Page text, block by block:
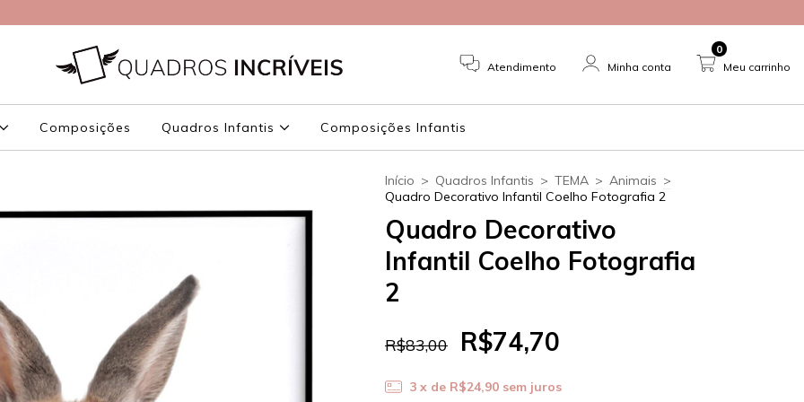
Atendimento Minha conta Meu carrinho
0
Composições Quadros Infantis Composições Infantis
Início > Quadros Infantis > TEMA > Animais >
Quadro Decorativo Infantil Coelho Fotografia 2
Quadro Decorativo
Infantil Coelho Fotografia
2
R$83,00 R$74,70
3 x de R$24,90 sem juros